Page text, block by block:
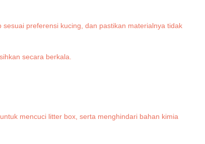
preferensi kucing, dan pastikan materialnya tidak
secara berkala.
mencuci litter box, serta menghindari bahan kimia